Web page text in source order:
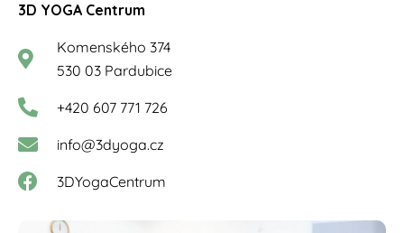
3D YOGA Centrum
Komenského 374
530 03 Pardubice
+420 607 771 726
info@3dyoga.cz
3DYogaCentrum